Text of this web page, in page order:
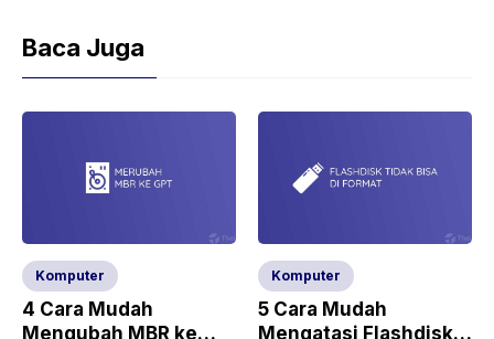
Baca Juga
Komputer
4 Cara Mudah
Mengubah MBR ke
Komputer
5 Cara Mudah
Mengatasi Flashdisk